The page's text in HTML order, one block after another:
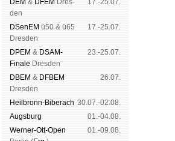
DEM & DFEM Dres­
den
17.-25.07.
DSenEM ü50 & ü65
Dres­den
17.-25.07.
DPEM & DSAM-
Finale Dres­den
23.-25.07.
DBEM & DFBEM
Dres­den
26.07.
Heil­bronn-Bi­ber­ach 30.07.-02.08.
Augs­burg
01.-04.08.
Werner-Ott-Open
01.-09.08.